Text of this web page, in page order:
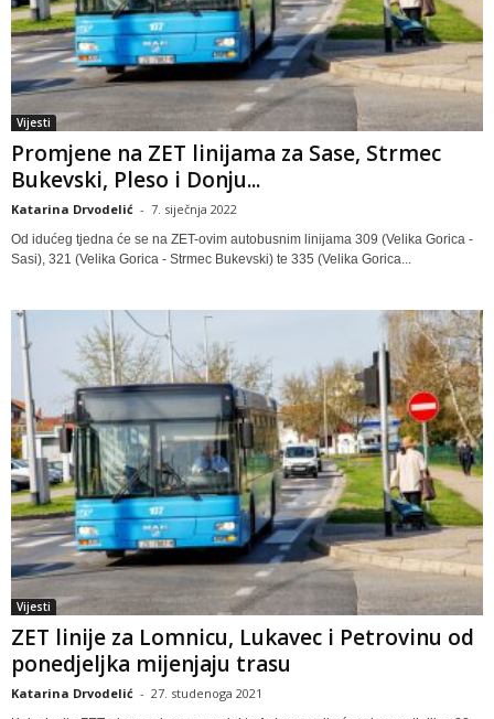
Vijesti
Promjene na ZET linijama za Sase, Strmec
Bukevski, Pleso i Donju...
Katarina Drvodelić - 7. siječnja 2022
Od idućeg tjedna će se na ZET-ovim autobusnim linijama 309 (Velika Gorica -
Sasi), 321 (Velika Gorica - Strmec Bukevski) te 335 (Velika Gorica...
Vijesti
ZET linije za Lomnicu, Lukavec i Petrovinu od
ponedjeljka mijenjaju trasu
Katarina Drvodelić - 27. studenoga 2021